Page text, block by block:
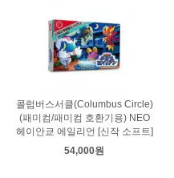
콜럼버스서클(Columbus Circle)
(패미컴/패미컴 호환기용) NEO
헤이안쿄 에일리언 [신작 소프트]
54,000원